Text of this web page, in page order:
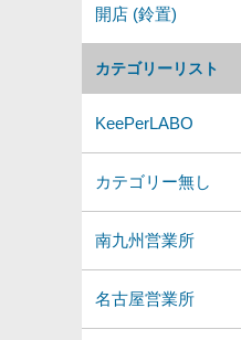
カテゴリーリスト
KeePerLABO
カテゴリー無し
南九州営業所
名古屋営業所
開店 (鈴置)